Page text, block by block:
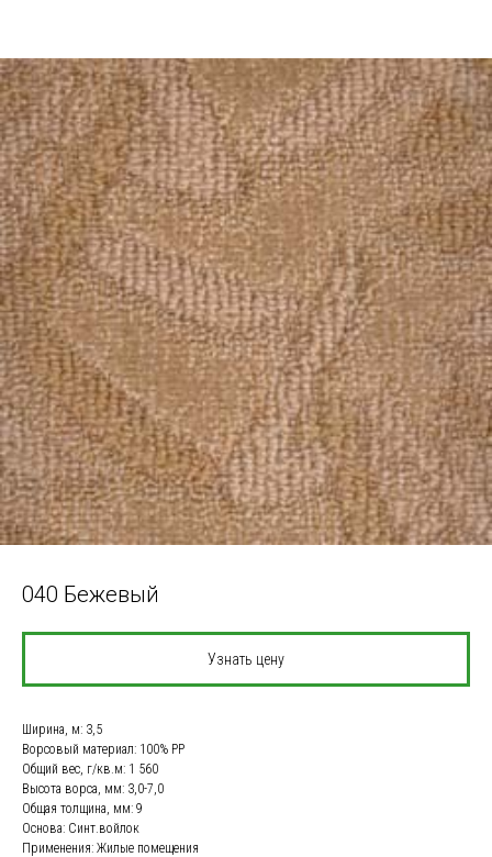
040 Бежевый
Узнать цену
Ширина, м: 3,5
Ворсовый материал: 100% РР
Общий вес, г/кв.м: 1 560
Высота ворса, мм: 3,0-7,0
Общая толщина, мм: 9
Основа: Синт.войлок
Применения: Жилые помещения